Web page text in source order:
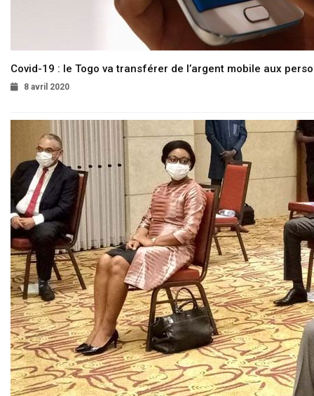
Covid-19 : le Togo va transférer de l’argent mobile aux
8 avril 2020